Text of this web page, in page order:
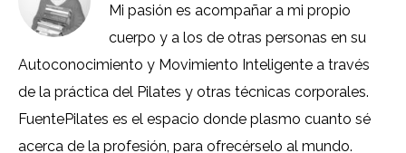
Mi pasión es acompañar a mi propio
cuerpo y a los de otras personas en su
Autoconocimiento y Movimiento Inteligente a través
de la práctica del Pilates y otras técnicas corporales.
FuentePilates es el espacio donde plasmo cuanto sé
acerca de la profesión, para ofrecérselo al mundo.